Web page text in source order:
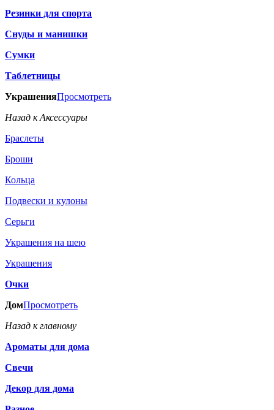
Резинки для спорта
Снуды и манишки
Сумки
Таблетницы
УкрашенияПросмотреть
Назад к Аксессуары
Браслеты
Броши
Кольца
Подвески и кулоны
Серьги
Украшения на шею
Украшения
Очки
ДомПросмотреть
Назад к главному
Ароматы для дома
Свечи
Декор для дома